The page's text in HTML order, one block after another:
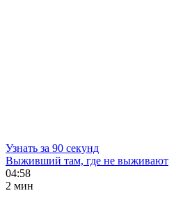
Узнать за 90 секунд
Выживший там, где не выживают
04:58
2 мин